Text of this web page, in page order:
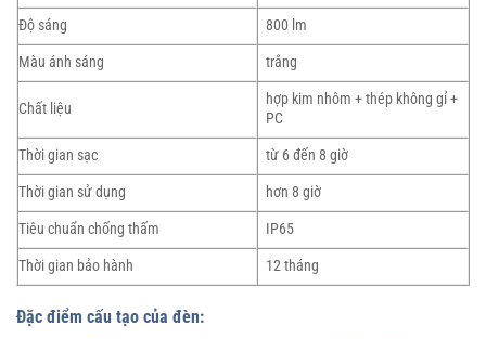
Độ sáng
800 lm
Màu ánh sáng
trắng
Chất liệu
hợp kim nhôm + thép không gỉ +
PC
Thời gian sạc
từ 6 đến 8 giờ
Thời gian sử dụng
hơn 8 giờ
Tiêu chuẩn chống thấm
IP65
Thời gian bảo hành
12 tháng
Đặc điểm cấu tạo của đèn: